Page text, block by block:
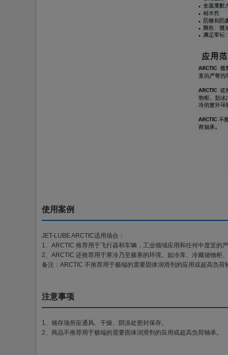
使用案例
JET-LUBE ARCTIC适用场合：
1、ARCTIC 推荐用于飞行器和车辆，工业领域应用和任何中度至的
2、ARCTIC 还推荐用于寒冷乃至极寒的环境。如冷库、冷藏储物柜
备注：ARCTIC 不推荐用于极端的需要固体润滑剂的应用或超高负荷
注意事项
1、储存场所应通风、干燥、阴凉处密封保存。
2、商品不推荐用于极端的需要固体润滑剂的应用或超高负荷轴承。